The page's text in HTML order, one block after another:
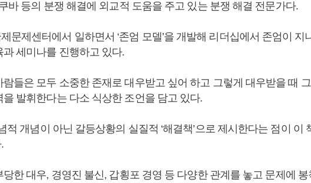
바 등의 분쟁 해결에 외교적 도움을 주고 있는 분쟁 해결 전문가다.
문제센터에서 일하면서 ‘존엄 모델’을 개발해 리더십에서 존엄이 지
세미나를 진행하고 있다.
람들은 모두 소중한 존재로 대우받고 싶어 하고 그렇게 대우받을 때
을 발휘한다는 다소 식상한 조언을 담고 있다.
적 개념이 아닌 갈등상황의 실질적 ‘해결책’으로 제시한다는 점이 이
한 대우, 경영진 불신, 갑횡포 경영 등 다양한 관계를 놓고 문제에 봉